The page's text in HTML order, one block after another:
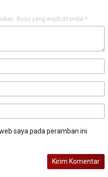
Ruas yang wajib ditandai *
saya pada peramban ini